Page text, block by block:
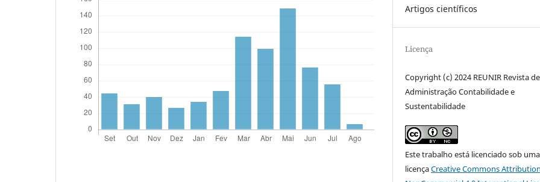
Artigos científicos
Licença
Copyright (c) 2024 REUNIR Revista de
Administração Contabilidade e
Sustentabilidade
Este trabalho está licenciado sob uma
licençaCreative Commons